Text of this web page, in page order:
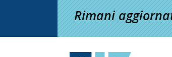
Rimani